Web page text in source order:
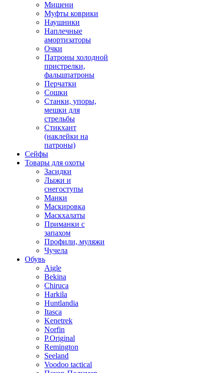
Мишени
Муфты коврики
Наушники
Наплечные
амортизаторы
Очки
Патроны холодной
пристрелки,
фальшпатроны
Перчатки
Сошки
Станки, упоры,
мешки для
стрельбы
Стикхант
(наклейки на
патроны)
Сейфы
Товары для охоты
Засидки
Лыжи и
снегоступы
Манки
Маскировка
Маскхалаты
Приманки с
запахом
Профили, муляжи
Чучела
Обувь
Aigle
Bekina
Chiruсa
Harkila
Huntlandia
Itasca
Kenetrek
Norfin
P.Original
Remington
Seeland
Voodoo tactical